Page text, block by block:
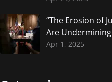
“The Erosion of
Are
Apr 1, 2025